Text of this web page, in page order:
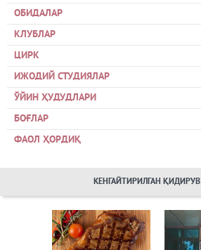
ОБИДАЛАР
КЛУБЛАР
ЦИРК
ИЖОДИЙ СТУДИЯЛАР
ЎЙИН ҲУДУДЛАРИ
БОҒЛАР
ФАОЛ ҲОРДИҚ
КЕНГАЙТИРИЛГАН ҚИДИРУВ